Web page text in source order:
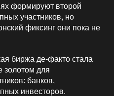
формируют второй
участников, но
фиксинг они пока не
биржа де‑факто стала
золотом для
банков,
инвесторов.